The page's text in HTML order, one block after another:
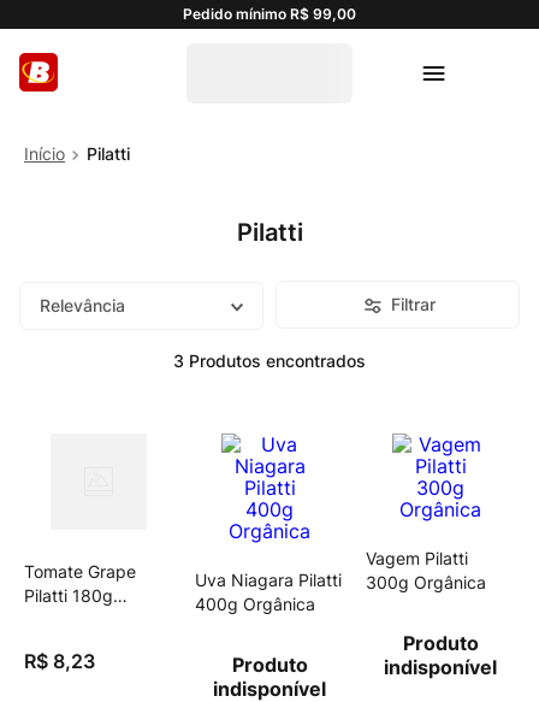
Pedido mínimo R$ 99,00
Pilatti
Pilatti
Relevância Filtrar
3 Produtos
Tomate Grape
Pilatti 180g
R$ 8,23
Uva Niagara Pilatti
400g Orgânica
Produto
indisponível
Vagem Pilatti
300g Orgânica
Produto
indisponível